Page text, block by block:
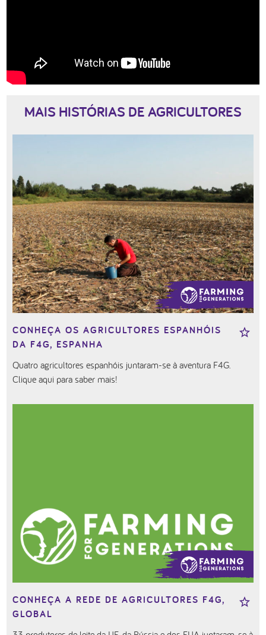
MAIS HISTÓRIAS DE AGRICULTORES
CONHEÇA OS AGRICULTORES ESPANHÓIS
DA F4G, ESPANHA
Quatro agricultores espanhóis juntaram-se à aventura F4G.
Clique aqui para saber mais!
CONHEÇA A REDE DE AGRICULTORES F4G,
GLOBAL